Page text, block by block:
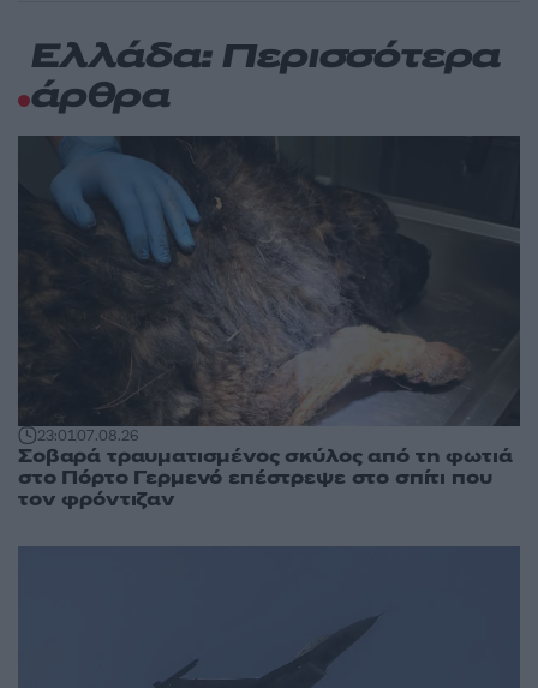
Ελλάδα: Περισσότερα
άρθρα
23:0107.08.26
Σοβαρά τραυματισμένος σκύλος από τη φωτιά
στο Πόρτο Γερμενό επέστρεψε στο σπίτι που
τον φρόντιζαν